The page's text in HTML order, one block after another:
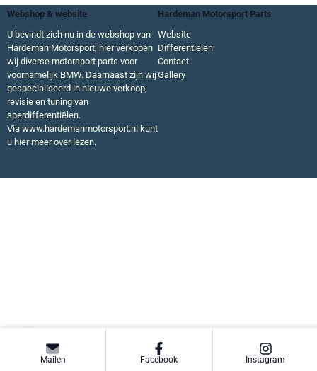
Webshop & website
Hardeman Motorsport Parts
U bevindt zich nu in de webshop van
Hardeman Motorsport, hier verkopen
wij diverse motorsport parts voor
voornamelijk BMW. Daarnaast zijn wij
gespecialiseerd in nieuwe verkoop,
revisie en tuning van
sperdifferentiëlen.
Via www.hardemanmotorsport.nl kunt
u hier meer over lezen.
Website
Differentiëlen
Contact
Gallery
Mailen Facebook Instagram